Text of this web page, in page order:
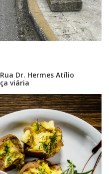
Dr. Hermes Atílio
viária